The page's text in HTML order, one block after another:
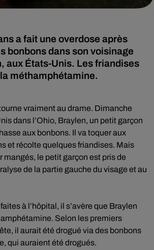
a fait une overdose après
bonbons dans son voisinage
aux États-Unis. Les friandises
méthamphétamine.
vraiment au drame. Dimanche
dans l’Ohio, Braylen, un petit garçon
aux bonbons. Il va toquer aux
et récolte quelques friandises. Mais
mangés, le petit garçon est pris de
de la partie gauche du visage et au
à l’hôpital, il s’avère que Braylen
Selon les premiers
il aurait été drogué via des bonbons
qui auraient été drogués.